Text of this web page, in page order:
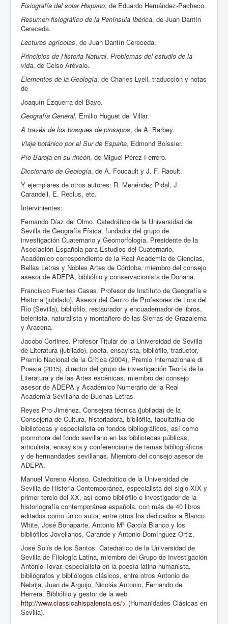
Fisiografía del solar Hispano, de Eduardo Hernández-Pacheco.
Resumen fisiográfico de la Península Ibérica, de Juan Dantín
Cereceda.
Lecturas agrícolas, de Juan Dantín Cereceda.
Principios de Historia Natural. Problemas del estudio de la
vida, de Celso Arévalo.
Elementos de la Geología, de Charles Lyell, traducción y notas
de
Joaquín Ezquerra del Bayo.
Geografía General, Emilio Huguet del Villar.
A través de los bosques de pinsapos, de A. Barbey.
Viaje botánico por el Sur de España, Edmond Boissier.
Pío Baroja en su rincón, de Miguel Pérez Ferrero.
Diccionario de Geología, de A. Foucault y J. F. Raoult.
Y ejemplares de otros autores: R. Menéndez Pidal, J.
Carandell, E. Reclus, etc.
Intervinientes:
Fernando Díaz del Olmo. Catedrático de la Universidad de
Sevilla de Geografía Física, fundador del grupo de
investigación Cuaternario y Geomorfología, Presidente de la
Asociación Española para Estudios del Cuaternario,
Académico correspondiente de la Real Academia de Ciencias,
Bellas Letras y Nobles Artes de Córdoba, miembro del consejo
asesor de ADEPA, bibliófilo y conservacionista de Doñana.
Francisco Fuentes Casas. Profesor de Instituto de Geografía e
Historia (jubilado), Asesor del Centro de Profesores de Lora del
Río (Sevilla), bibliófilo, restaurador y encuadernador de libros,
belenista, naturalista y montañero de las Sierras de Grazalema
y Aracena.
Jacobo Cortines. Profesor Titular de la Universidad de Sevilla
de Literatura (jubilado), poeta, ensayista, bibliófilo, traductor,
Premio Nacional de la Crítica (2004), Premio Internazionale di
Poesia (2015), director del grupo de investigación Teoría de la
Literatura y de las Artes escénicas, miembro del consejo
asesor de ADEPA y Académico Numerario de la Real
Academia Sevillana de Buenas Letras.
Reyes Pro Jiménez. Consejera técnica (jubilada) de la
Consejería de Cultura, historiadora, bibliófila, facultativa de
bibliotecas y especialista en fondos bibliográficos, así como
promotora del fondo sevillano en las bibliotecas públicas,
articulista, ensayista y conferenciante de temas bibliográficos
y de hermandades sevillanas. Miembro del consejo asesor de
ADEPA.
Manuel Moreno Alonso. Catedrático de la Universidad de
Sevilla de Historia Contemporánea, especialista del siglo XIX y
primer tercio del XX, así como bibliófilo e investigador de la
historiografía contemporánea española, con más de 40 libros
editados como único autor, entre otros los dedicados a Blanco
White, José Bonaparte, Antonio Mª García Blanco y los
bibliófilos Jovellanos, Carande y Antonio Domínguez Ortiz.
José Solís de los Santos. Catedrático de la Universidad de
Sevilla de Filología Latina, miembro del Grupo de Investigación
Antonio Tovar, especialista en la poesía latina humanista,
bibliógrafos y bibliólogos clásicos, entre otros Antonio de
Nebrija, Juan de Arguijo, Nicolás Antonio, Fernando de
Herrera. Bibliófilo y gestor de la web
http://www.classicahispalensia.es/> (Humanidades Clásicas en
Sevilla).